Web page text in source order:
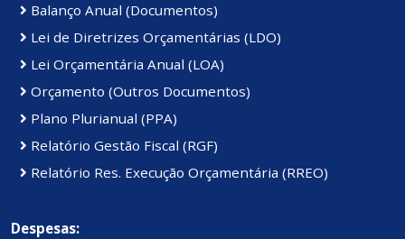
Balanço Anual (Documentos)
Lei de Diretrizes Orçamentárias (LDO)
Lei Orçamentária Anual (LOA)
Orçamento (Outros Documentos)
Plano Plurianual (PPA)
Relatório Gestão Fiscal (RGF)
Relatório Res. Execução Orçamentária (RREO)
Despesas: